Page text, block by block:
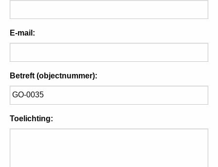
E-mail:
Betreft (objectnummer):
Toelichting: